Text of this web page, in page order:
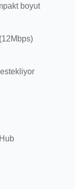
boyut